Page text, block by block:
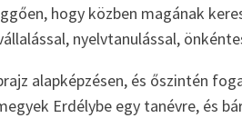
hogy közben magának
nyelvtanulással,
alapképzésen, és őszintén
Erdélybe egy tanévre, és